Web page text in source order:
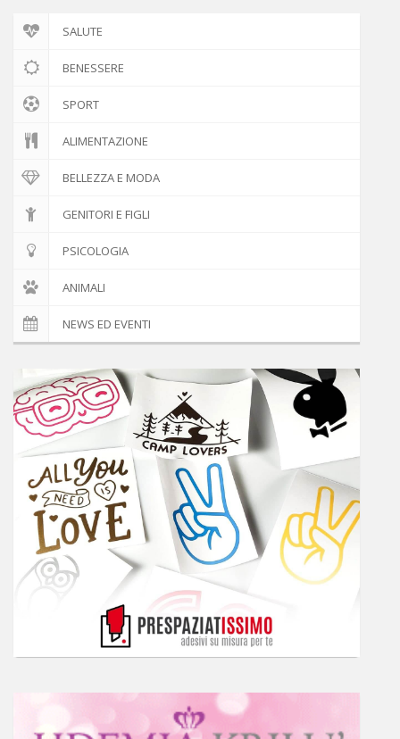
SALUTE
BENESSERE
SPORT
ALIMENTAZIONE
BELLEZZA E MODA
GENITORI E FIGLI
PSICOLOGIA
ANIMALI
NEWS ED EVENTI